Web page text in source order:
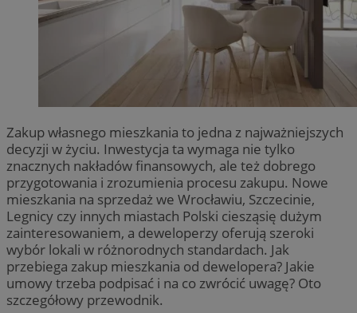
Zakup własnego mieszkania to jedna z najważniejszych
decyzji w życiu. Inwestycja ta wymaga nie tylko
znacznych nakładów finansowych, ale też dobrego
przygotowania i zrozumienia procesu zakupu. Nowe
mieszkania na sprzedaż we Wrocławiu, Szczecinie,
Legnicy czy innych miastach Polski ciesząsię dużym
zainteresowaniem, a deweloperzy oferują szeroki
wybór lokali w różnorodnych standardach. Jak
przebiega zakup mieszkania od dewelopera? Jakie
umowy trzeba podpisać i na co zwrócić uwagę? Oto
szczegółowy przewodnik.